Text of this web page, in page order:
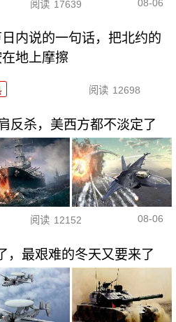
阅读 17639 08-06
内说的一句话，把北约的
地上摩擦
阅读 12698
反杀，美西方都不淡定了
阅读 12152 08-06
，最艰难的冬天又要来了